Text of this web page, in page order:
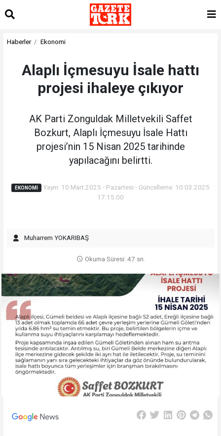
Haberler Ekonomi
Alaplı İçmesuyu İsale hattı
projesi ihaleye çıkıyor
AK Parti Zonguldak Milletvekili Saffet
Bozkurt, Alaplı İçmesuyu İsale Hattı
projesi’nin 15 Nisan 2025 tarihinde
yapılacağını belirtti.
EKONOMI Yayın: 10 Mart 2025 - Pazartesi - Güncelleme: 10.03.2025
17:15:00
Muharrem YOKARIBAŞ
Okuma Süresi: 47 sn.